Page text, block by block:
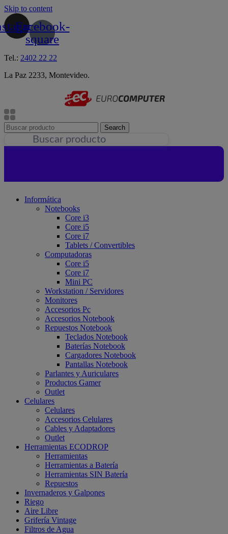
Skip to content
Facebook-
square
Tel.: 2402 22 22
La Paz 2233, Montevideo.
Search
Informática
Notebooks
Core i3
Core i5
Core i7
Tablets / Convertibles
Computadoras
Core i5
Core i7
Mini PC
Workstation / Servidores
Monitores
Accesorios Pc
Accesorios Notebook
Repuestos Notebook
Teclados Notebook
Baterías Notebook
Cargadores Notebook
Pantallas Notebook
Parlantes y Auriculares
Productos Gamer
Outlet
Celulares
Celulares
Accesorios Celulares
Cables y Adaptadores
Outlet
Herramientas ECODROP
Herramientas
Herramientas a Batería
Herramientas SIN Batería
Repuestos
Invernaderos y Galpones
Riego
Aire Libre
Grifería Vintage
Filtros de Agua